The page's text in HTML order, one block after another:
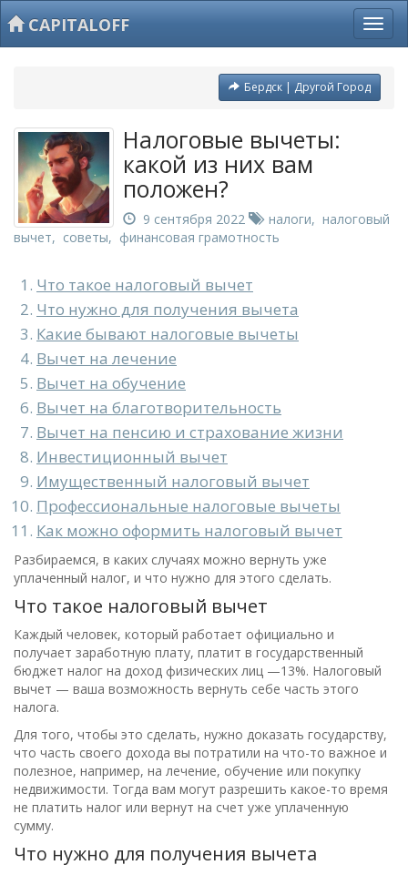
CAPITALOFF
Бердск | Другой Город
Налоговые вычеты:
какой из них вам
положен?
9 сентября 2022 налоги, налоговый
вычет, советы, финансовая грамотность
Что такое налоговый вычет
Что нужно для получения вычета
Какие бывают налоговые вычеты
Вычет на лечение
Вычет на обучение
Вычет на благотворительность
Вычет на пенсию и страхование жизни
Инвестиционный вычет
Имущественный налоговый вычет
Профессиональные налоговые вычеты
Как можно оформить налоговый вычет
Разбираемся, в каких случаях можно вернуть уже
уплаченный налог, и что нужно для этого сделать.
Что такое налоговый вычет
Каждый человек, который работает официально и
получает заработную плату, платит в государственный
бюджет налог на доход физических лиц —13%. Налоговый
вычет — ваша возможность вернуть себе часть этого
налога.
Для того, чтобы это сделать, нужно доказать государству,
что часть своего дохода вы потратили на что-то важное и
полезное, например, на лечение, обучение или покупку
недвижимости. Тогда вам могут разрешить какое-то время
не платить налог или вернут на счет уже уплаченную
сумму.
Что нужно для получения вычета